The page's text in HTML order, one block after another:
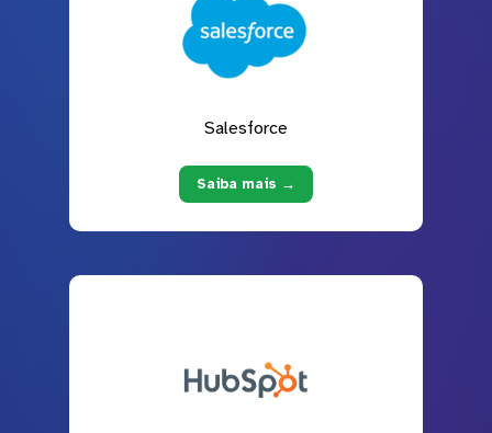
Salesforce
Saiba mais →